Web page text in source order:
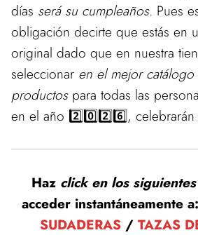
días será su cumpleaños. Pues
obligación decirte que estás en
original dado que en nuestra
seleccionar en el mejor
productospara todas las
en el año 2️⃣0️⃣2️⃣6️⃣, celebrarán
Haz click en los
acceder instantáneamente a:
SUDADERAS / TAZAS